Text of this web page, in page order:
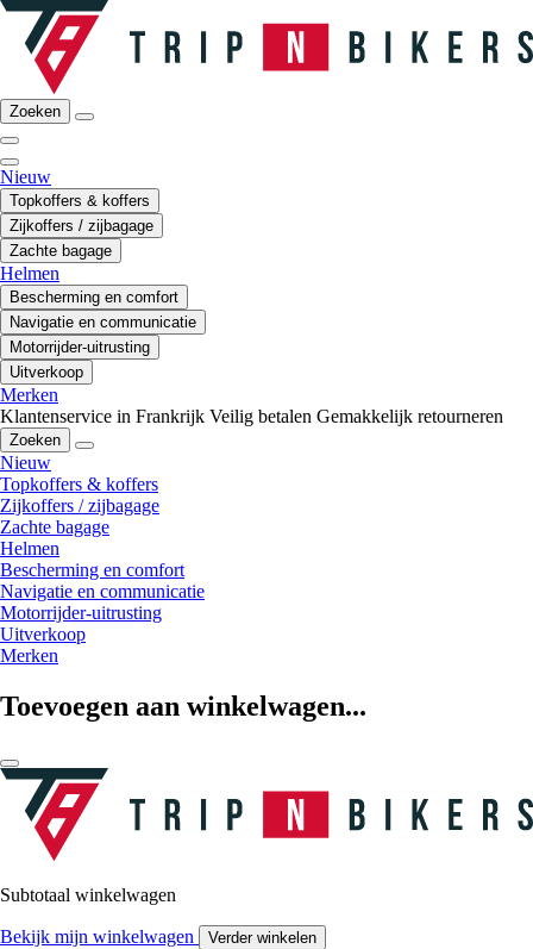
Zoeken
Nieuw
Topkoffers & koffers
Zijkoffers / zijbagage
Zachte bagage
Helmen
Bescherming en comfort
Navigatie en communicatie
Motorrijder-uitrusting
Uitverkoop
Merken
Klantenservice in Frankrijk Veilig betalen Gemakkelijk retourneren
Zoeken
Nieuw
Topkoffers & koffers
Zijkoffers / zijbagage
Zachte bagage
Helmen
Bescherming en comfort
Navigatie en communicatie
Motorrijder-uitrusting
Uitverkoop
Merken
Toevoegen aan winkelwagen...
Subtotaal winkelwagen
Bekijk mijn winkelwagen Verder winkelen